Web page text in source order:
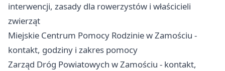
interwencji, zasady dla rowerzystów i właścicieli
zwierząt
Miejskie Centrum Pomocy Rodzinie w Zamościu -
kontakt, godziny i zakres pomocy
Zarząd Dróg Powiatowych w Zamościu - kontakt,